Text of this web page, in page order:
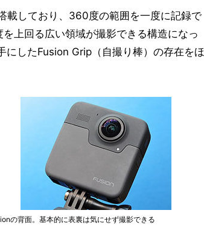
載しており、360度の範囲を一度に記録で
上回る広い領域が撮影できる構造になっ
にしたFusion Grip（自撮り棒）の存在をほ
の背面。基本的に表裏は気にせず撮影できる